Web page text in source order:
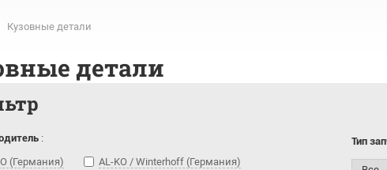
Кузовные детали
детали
:
(Германия)
AL-KO / Winterhoff (Германия)
Тип